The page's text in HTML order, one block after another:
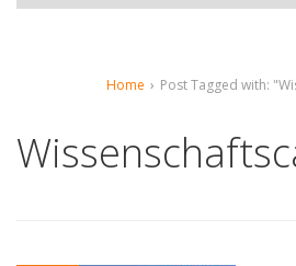
Home › Post Tagged with: